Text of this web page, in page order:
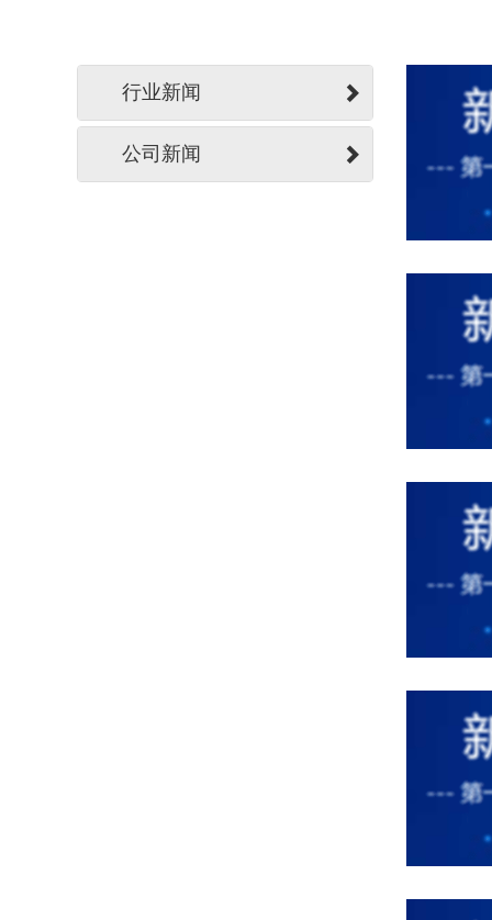
行业新闻
公司新闻